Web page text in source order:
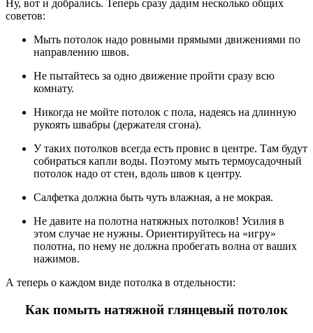
Ну, вот и добрались. Теперь сразу дадим несколько общих
советов:
Мыть потолок надо ровными прямыми движениями по
направлению швов.
Не пытайтесь за одно движение пройти сразу всю
комнату.
Никогда не мойте потолок с пола, надеясь на длинную
рукоять швабры (держателя сгона).
У таких потолков всегда есть провис в центре. Там будут
собираться капли воды. Поэтому мыть термоусадочный
потолок надо от стен, вдоль швов к центру.
Салфетка должна быть чуть влажная, а не мокрая.
Не давите на полотна натяжных потолков! Усилия в
этом случае не нужны. Ориентируйтесь на «игру»
полотна, по нему не должна пробегать волна от ваших
нажимов.
А теперь о каждом виде потолка в отдельности:
Как помыть натяжной глянцевый потолок